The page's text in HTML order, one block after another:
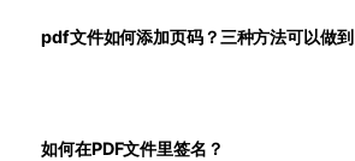
pdf文件如何添加页码？三种方法可以做到
如何在PDF文件里签名？